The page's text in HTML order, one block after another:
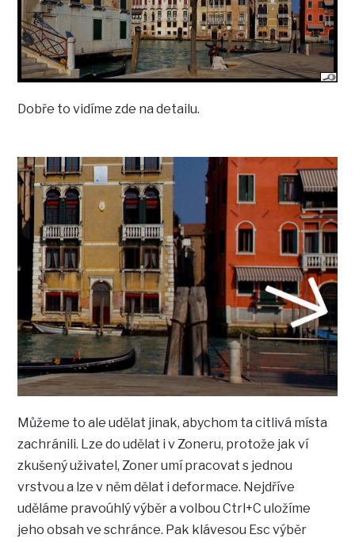
Dobře to vidíme zde na detailu.
Můžeme to ale udělat jinak, abychom ta citlivá místa
zachránili. Lze do udělat i v Zoneru, protože jak ví
zkušený uživatel, Zoner umí pracovat s jednou
vrstvou a lze v něm dělat i deformace. Nejdříve
uděláme pravoúhlý výběr a volbou Ctrl+C uložíme
jeho obsah ve schránce. Pak klávesou Esc výběr